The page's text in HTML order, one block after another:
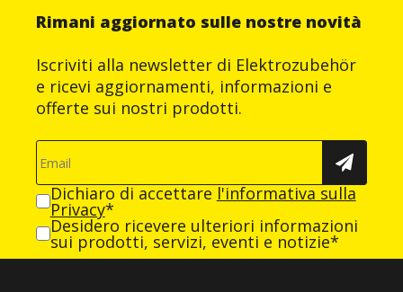
Rimani aggiornato sulle nostre novità
Iscriviti alla newsletter di Elektrozubehör
e ricevi aggiornamenti, informazioni e
offerte sui nostri prodotti.
Dichiaro di accettare l'informativa sulla
Privacy*
Desidero ricevere ulteriori informazioni
sui prodotti, servizi, eventi e notizie*